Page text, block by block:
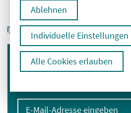
Ablehnen
Individuelle Einstellungen
Alle Cookies erlauben
Immer informiert
E-Mail-Adresse eingeben